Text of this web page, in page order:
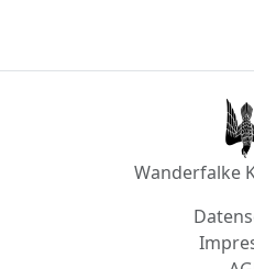
Gerolstein
Wanderfalke